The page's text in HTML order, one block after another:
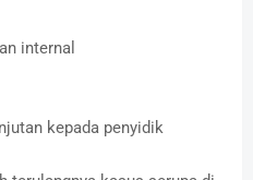
internal
kepada penyidik